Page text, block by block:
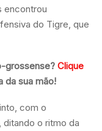
encontrou
do Tigre, que
grossense? Clique
da sua mão!
com o
ditando o ritmo da